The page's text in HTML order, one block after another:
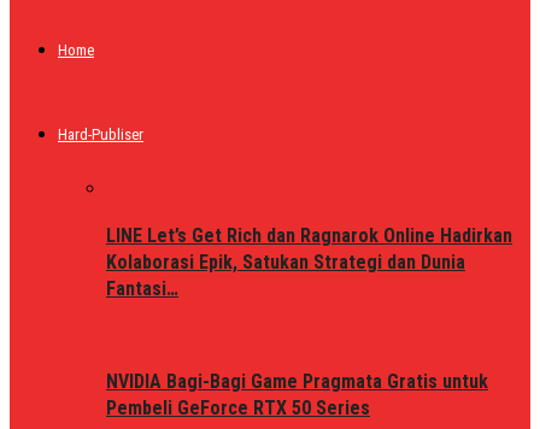
Home
Hard-Publiser
LINE Let’s Get Rich dan Ragnarok Online Hadirkan
Kolaborasi Epik, Satukan Strategi dan Dunia
Fantasi…
NVIDIA Bagi-Bagi Game Pragmata Gratis untuk
Pembeli GeForce RTX 50 Series